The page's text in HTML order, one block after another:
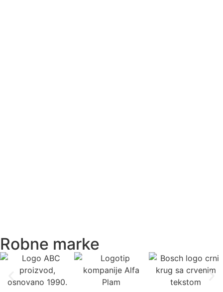
Robne marke